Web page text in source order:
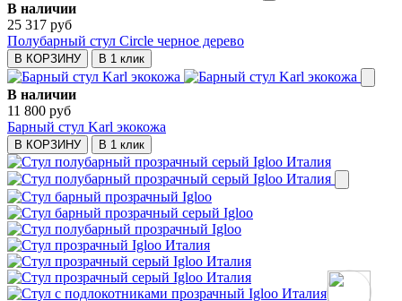
В наличии
25 317 руб
Полубарный стул Circle черное дерево
В КОРЗИНУ В 1 клик
В наличии
11 800 руб
Барный стул Karl экокожа
В КОРЗИНУ В 1 клик